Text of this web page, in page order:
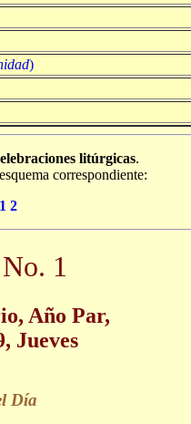
)
litúrgicas.
correspondiente:
1 2
1
Año Par,
Jueves
Día